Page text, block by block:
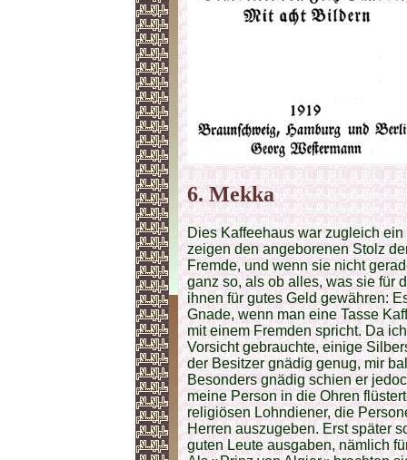
6. Mekka
Dies Kaffeehaus war zugleich
zeigen den angeborenen Stolz
Fremde, und wenn sie nicht
ganz so, als ob alles, was sie für
ihnen für gutes Geld gewähren:
Gnade, wenn man eine Tasse
mit einem Fremden spricht. Da
Vorsicht gebrauchte, einige
der Besitzer gnädig genug, mir
Besonders gnädig schien er
meine Person in die Ohren
religiösen Lohndiener, die
Herren auszugeben. Erst später
guten Leute ausgaben, nämlich